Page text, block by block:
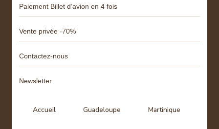
Paiement Billet d’avion en 4 fois
Vente privée -70%
Contactez-nous
Newsletter
Accueil Guadeloupe Martinique